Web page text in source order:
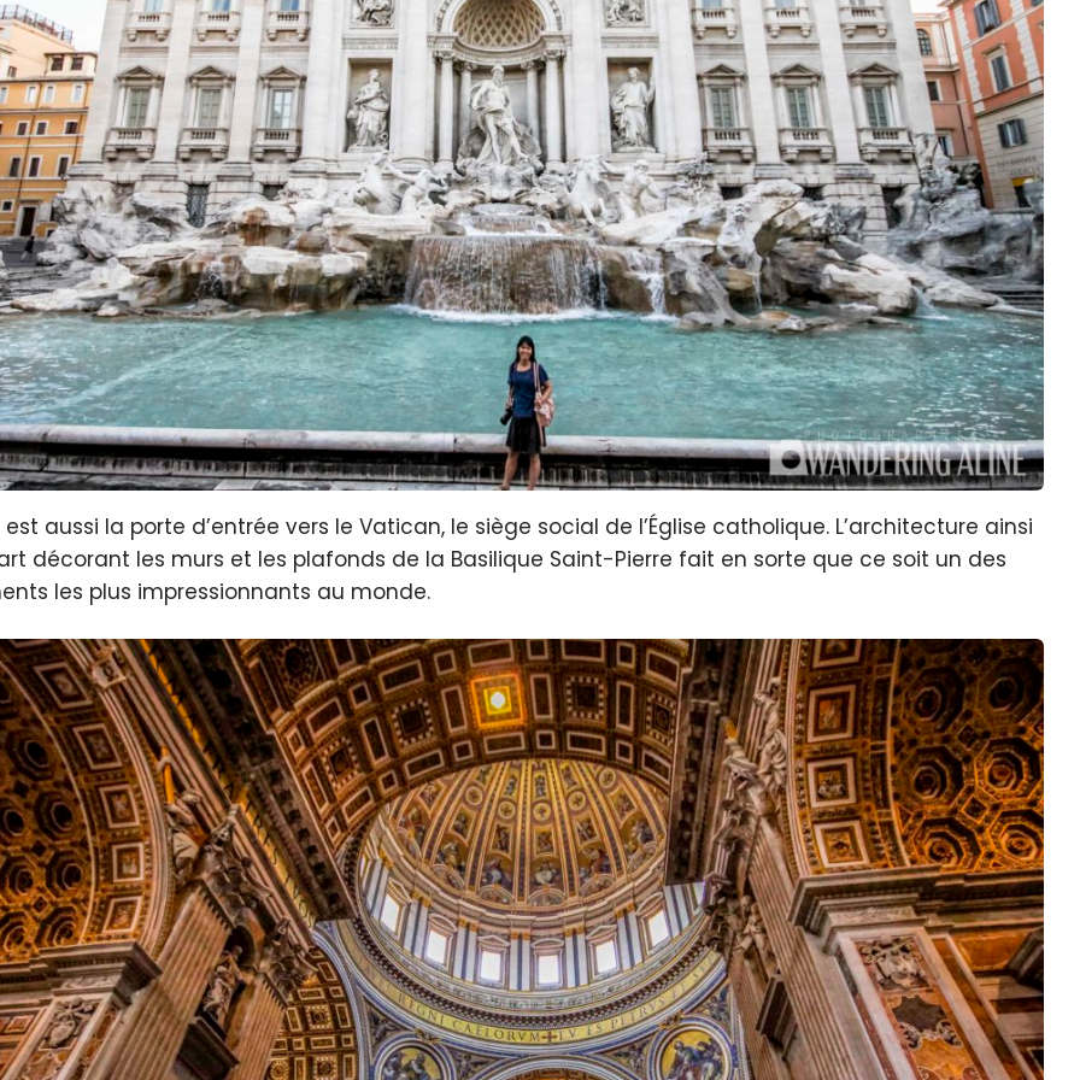
est aussi la porte d’entrée vers le Vatican, le siège social de l’Église catholique. L’architecture ainsi
décorant les murs et les plafonds de la Basilique Saint-Pierre fait en sorte que ce soit un des
les plus impressionnants au monde.